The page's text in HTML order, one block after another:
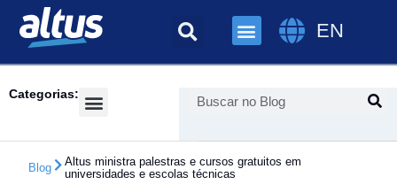
EN
Categorias:
Blog
Altus ministra palestras e cursos gratuitos em
universidades e escolas técnicas